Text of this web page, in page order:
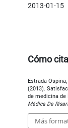
2013-01-15
Cómo
Estrada
(2013).
de medicina de
Médica De
Más